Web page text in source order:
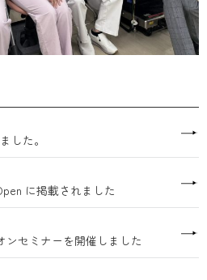
した。
に掲載されました
ンセミナーを開催しました